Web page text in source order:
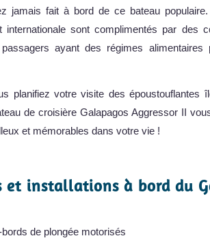
jamais fait à bord de ce bateau
internationale sont complimentés par des
ayant des régimes
planifiez votre visite des époustouflantes
de croisière Galapagos Aggressor II
et mémorables dans votre vie !
et installations à bord du
de plongée motorisés